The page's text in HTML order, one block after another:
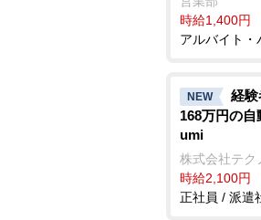
時給1,400円
アルバイト・
NEW
経
168万円の
umi
株式会社テク
時給2,100円
正社員 / 派遣